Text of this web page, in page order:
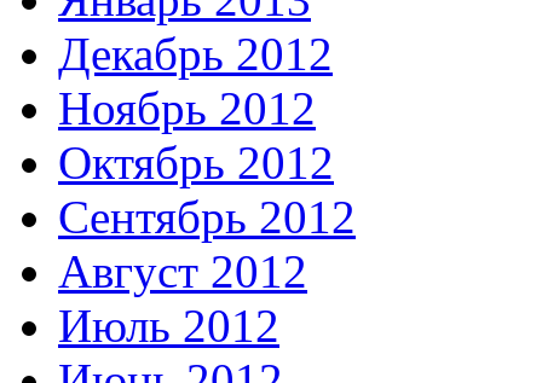
Декабрь 2012
Ноябрь 2012
Октябрь 2012
Сентябрь 2012
Август 2012
Июль 2012